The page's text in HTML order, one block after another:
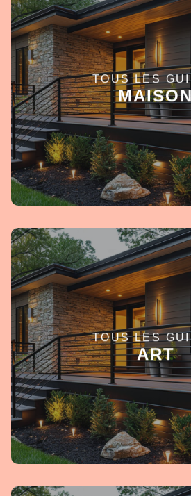
TOUS LES
EN SAVOIR +
TOUS LES
ART
EN SAVOIR +